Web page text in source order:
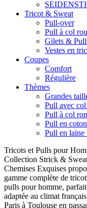
Tricot & Sweat
Pull-over
Pull à col
Gilets &
Vestes en
Coupes
Comfort
Régulière
Thèmes
Grandes
Pull avec
Pull à col
Pull en coton
Pull en laine
Tricots et Pulls pour
Collection Strick &
Chemises Exquises
gamme complète de
pulls pour homme,
adaptée au climat
Paris à Toulouse en